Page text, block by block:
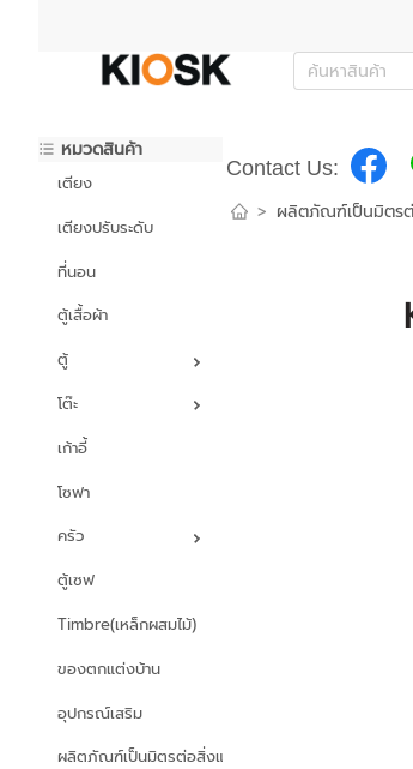
หมวดสินค้า
เตียง
เตียงปรับระดับ
ที่นอน
ตู้เสื้อผ้า
ตู้
โต๊ะ
เก้าอี้
โซฟา
ครัว
ตู้เซฟ
Timbre(เหล็กผสมไม้)
ของตกแต่งบ้าน
อุปกรณ์เสริม
ผลิตภัณฑ์เป็นมิตรต่อสิ่งแวดล้อม
Contact Us:
> ผลิตภัณฑ์เป็นมิตร